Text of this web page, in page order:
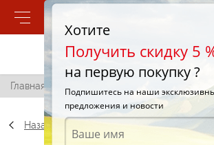
Позвонить
Главная / Sava Intensa SUV 255/55 R18
Назад
Хотите
Получить скидку 5
на первую покупку ?
Подпишитесь на наши
предложения и новости